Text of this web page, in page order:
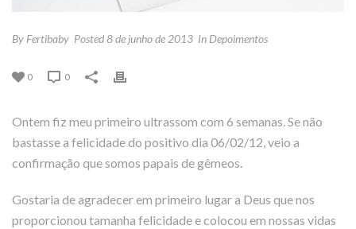
By Fertibaby Posted8 de junho de 2013 In Depoimentos
0 0
Ontem fiz meu primeiro ultrassom com 6 semanas. Se não
bastasse a felicidade do positivo dia 06/02/12, veio a
confirmação que somos papais de gêmeos.
Gostaria de agradecer em primeiro lugar a Deus que nos
proporcionou tamanha felicidade e colocou em nossas vidas